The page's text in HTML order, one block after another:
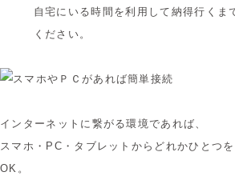
自宅にいる時間を利用して納得行くま
ください。
インターネットに繋がる環境であれば、
スマホ・PC・タブレットからどれかひとつ
OK。